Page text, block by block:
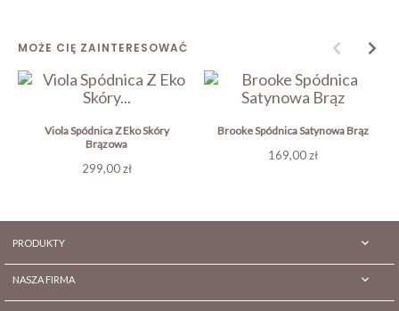
MOŻE CIĘ ZAINTERESOWAĆ
Viola Spódnica Z Eko Skóry
Brązowa
Cena
299,00 zł
Brooke Spódnica Satynowa Brąz
Cena
169,00 zł
PRODUKTY 
NASZA FIRMA 